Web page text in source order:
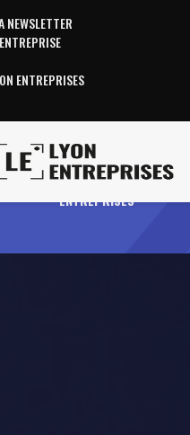
NEWSLETTER
ENTREPRISES
TOUTE L’ACTUALITÉ LYON
ENTREPRISES